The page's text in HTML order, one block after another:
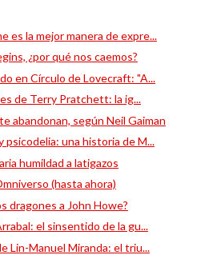
es la mejor manera de expre...
¿por qué nos caemos?
en Círculo de Lovecraft: "A...
de Terry Pratchett: la ig...
abandonan, según Neil Gaiman
psicodelia: una historia de M...
humildad a latigazos
(hasta ahora)
dragones a John Howe?
el sinsentido de la gu...
Lin-Manuel Miranda: el triu...